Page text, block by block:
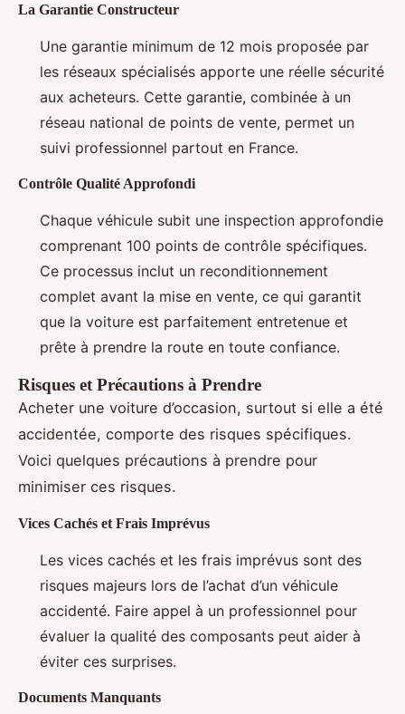
La Garantie Constructeur
Une garantie minimum de 12 mois proposée par
les réseaux spécialisés apporte une réelle sécurité
aux acheteurs. Cette garantie, combinée à un
réseau national de points de vente, permet un
suivi professionnel partout en France.
Contrôle Qualité Approfondi
Chaque véhicule subit une inspection approfondie
comprenant 100 points de contrôle spécifiques.
Ce processus inclut un reconditionnement
complet avant la mise en vente, ce qui garantit
que la voiture est parfaitement entretenue et
prête à prendre la route en toute confiance.
Risques et Précautions à Prendre
Acheter une voiture d’occasion, surtout si elle a été
accidentée, comporte des risques spécifiques.
Voici quelques précautions à prendre pour
minimiser ces risques.
Vices Cachés et Frais Imprévus
Les vices cachés et les frais imprévus sont des
risques majeurs lors de l’achat d’un véhicule
accidenté. Faire appel à un professionnel pour
évaluer la qualité des composants peut aider à
éviter ces surprises.
Documents Manquants